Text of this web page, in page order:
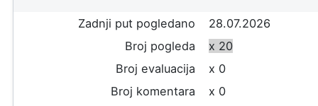
Zadnji put pogledano
28.07.2026
Broj pogleda
x 20
Broj evaluacija
x 0
Broj komentara
x 0